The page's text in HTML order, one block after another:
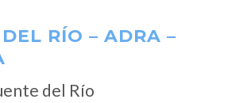
RÍO – ADRA –
del Río